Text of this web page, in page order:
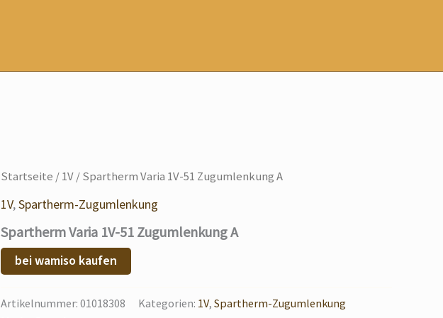
Startseite /1V/ Spartherm Varia 1V-51 Zugumlenkung A
1V,Spartherm-Zugumlenkung
Spartherm Varia 1V-51 Zugumlenkung A
bei wamiso kaufen
Artikelnummer: 01018308 Kategorien: 1V, Spartherm-Zugumlenkung